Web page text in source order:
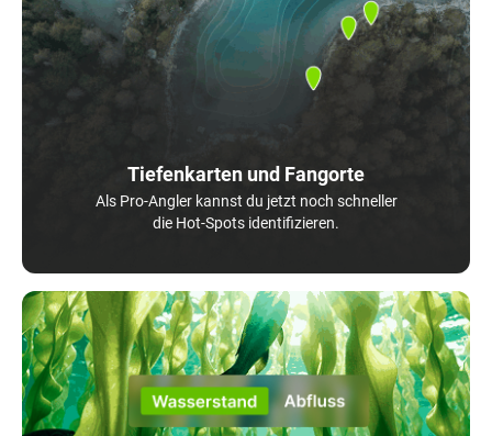
Tiefenkarten und Fangorte
Als Pro-Angler kannst du jetzt noch schneller
die Hot-Spots identifizieren.